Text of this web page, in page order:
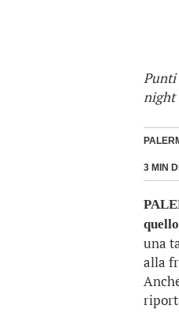
Punti
night
3 MIN
una
alla